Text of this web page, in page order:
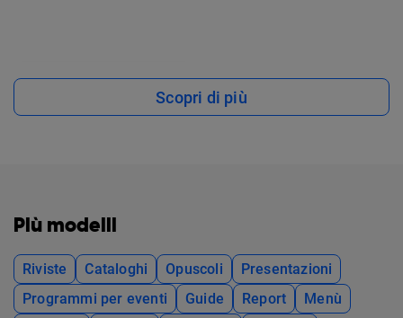
Scopri di più
Più modelli
Riviste Cataloghi Opuscoli
Presentazioni
Programmi per eventi
Guide Report
Menù